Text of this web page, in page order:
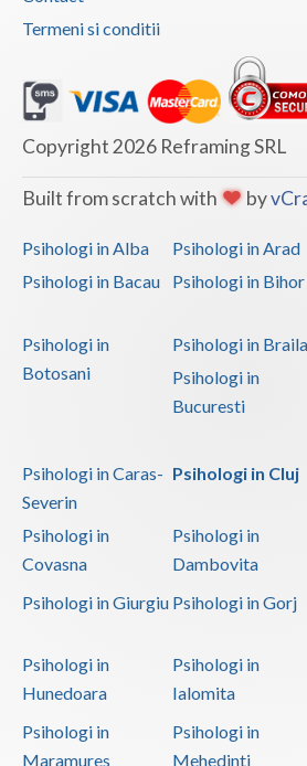
Termeni si conditii
Copyright 2026 Reframing SRL
Built from scratch with by
Psihologi in Alba Psihologi in Arad
Psihologi in Bacau
Psihologi in Bihor
Psihologi in
Botosani
Psihologi in Braila
Psihologi in
Bucuresti
Psihologi in Caras-
Severin
Psihologi in Cluj
Psihologi in
Covasna
Psihologi in
Dambovita
Psihologi in Giurgiu Psihologi in Gorj
Psihologi in
Hunedoara
Psihologi in
Ialomita
Psihologi in
Maramures
Psihologi in
Mehedinti